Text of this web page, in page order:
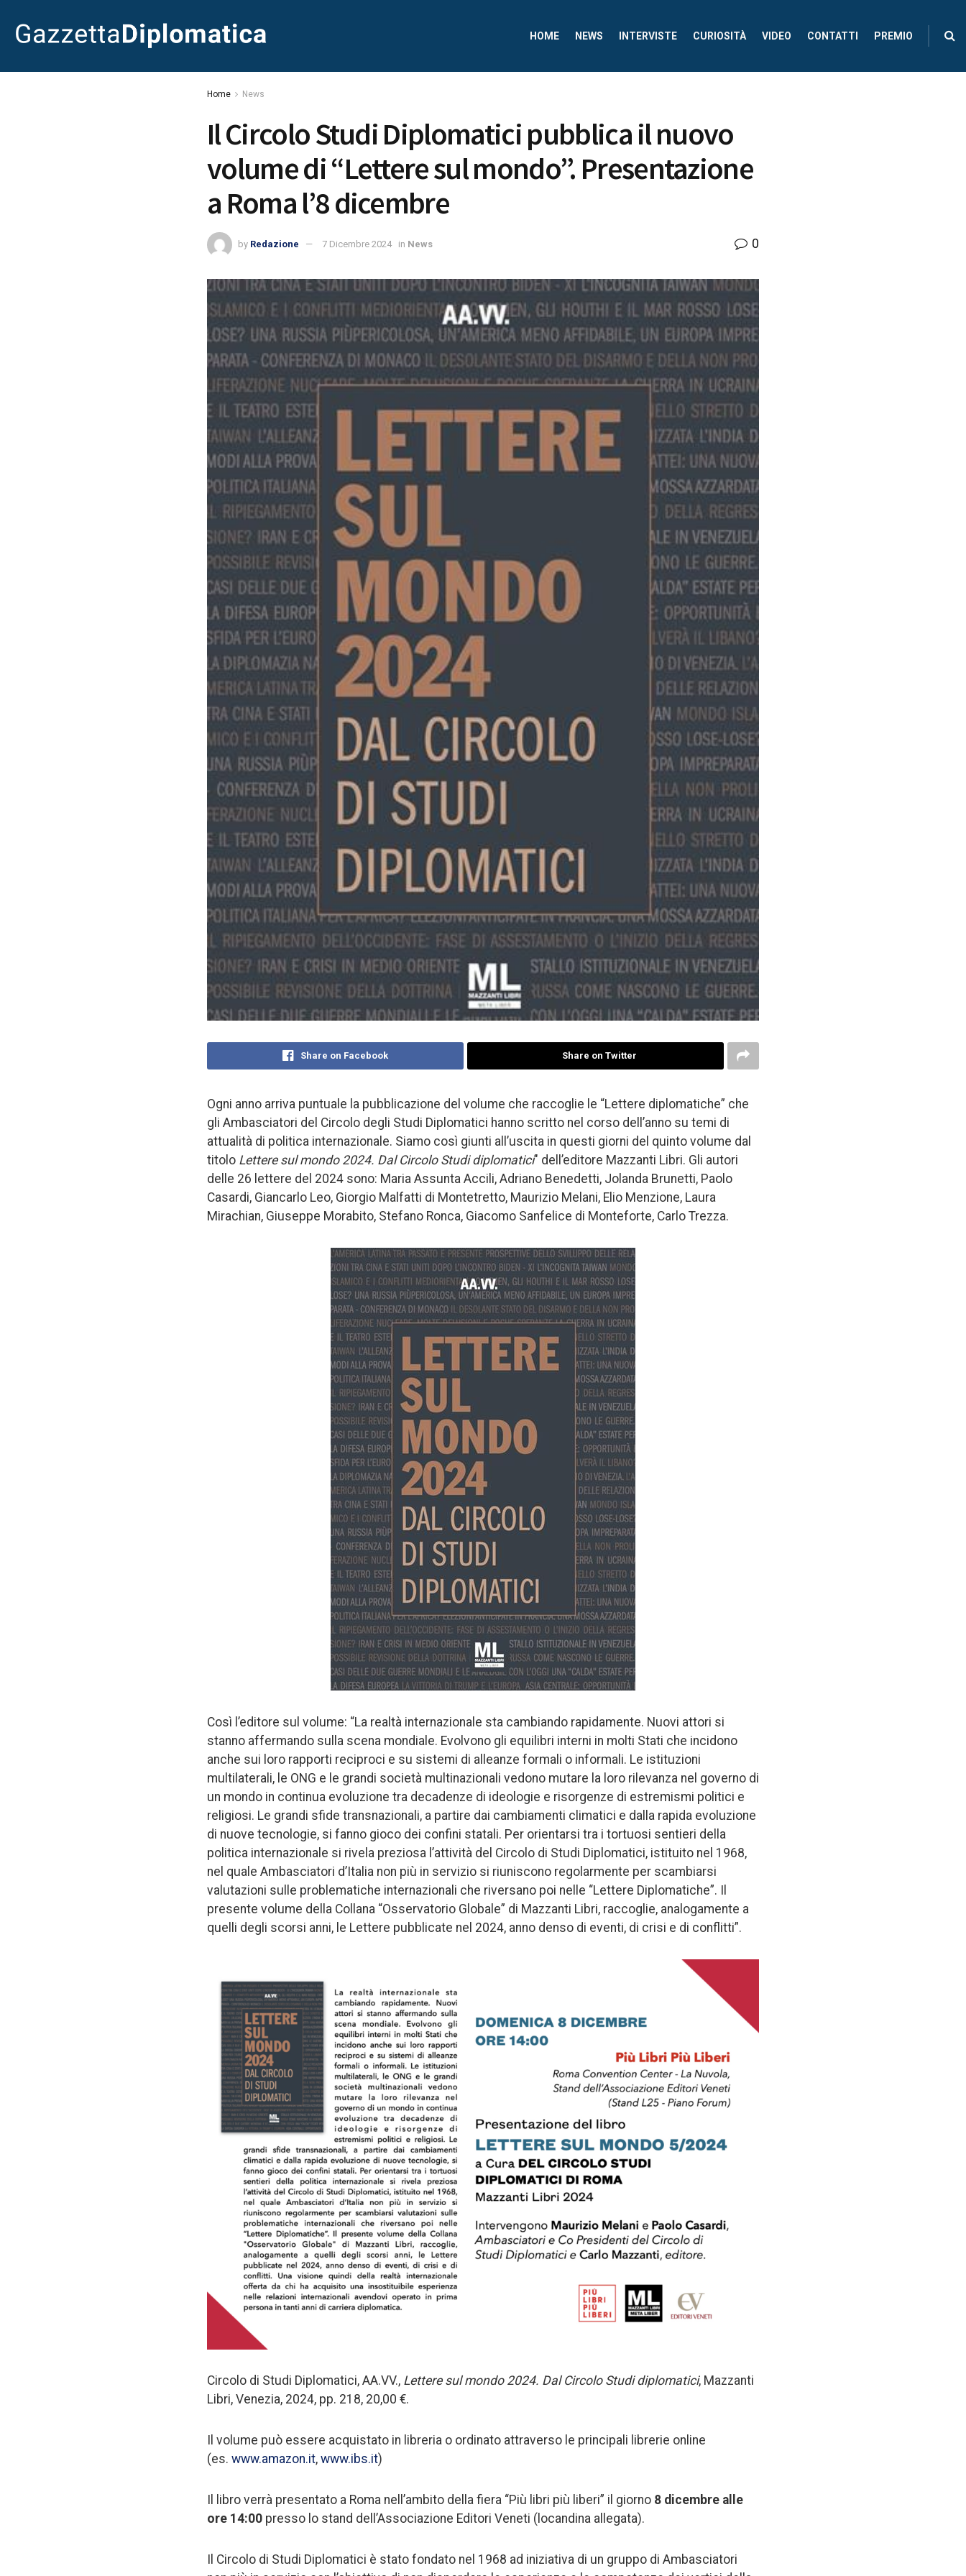
HOME NEWS INTERVISTE CURIOSITÀ VIDEO CONTATTI PREMIO
Home News
Il Circolo Studi Diplomatici pubblica il nuovo
volume di “Lettere sul mondo”. Presentazione
a Roma l’8 dicembre
by Redazione 7 Dicembre 2024 in News 0
Share on Facebook Share on Twitter
Ogni anno arriva puntuale la pubblicazione del volume che raccoglie le “Lettere diplomatiche” che
gli Ambasciatori del Circolo degli Studi Diplomatici hanno scritto nel corso dell’anno su temi di
attualità di politica internazionale. Siamo così giunti all’uscita in questi giorni del quinto volume dal
titolo Lettere sul mondo 2024. Dal Circolo Studi diplomatici″ dell’editore Mazzanti Libri. Gli autori
delle 26 lettere del 2024 sono: Maria Assunta Accili, Adriano Benedetti, Jolanda Brunetti, Paolo
Casardi, Giancarlo Leo, Giorgio Malfatti di Montetretto, Maurizio Melani, Elio Menzione, Laura
Mirachian, Giuseppe Morabito, Stefano Ronca, Giacomo Sanfelice di Monteforte, Carlo Trezza.
Così l’editore sul volume: “La realtà internazionale sta cambiando rapidamente. Nuovi attori si
stanno affermando sulla scena mondiale. Evolvono gli equilibri interni in molti Stati che incidono
anche sui loro rapporti reciproci e su sistemi di alleanze formali o informali. Le istituzioni
multilaterali, le ONG e le grandi società multinazionali vedono mutare la loro rilevanza nel governo di
un mondo in continua evoluzione tra decadenze di ideologie e risorgenze di estremismi politici e
religiosi. Le grandi sfide transnazionali, a partire dai cambiamenti climatici e dalla rapida evoluzione
di nuove tecnologie, si fanno gioco dei confini statali. Per orientarsi tra i tortuosi sentieri della
politica internazionale si rivela preziosa l’attività del Circolo di Studi Diplomatici, istituito nel 1968,
nel quale Ambasciatori d’Italia non più in servizio si riuniscono regolarmente per scambiarsi
valutazioni sulle problematiche internazionali che riversano poi nelle “Lettere Diplomatiche”. Il
presente volume della Collana “Osservatorio Globale” di Mazzanti Libri, raccoglie, analogamente a
quelli degli scorsi anni, le Lettere pubblicate nel 2024, anno denso di eventi, di crisi e di conflitti”.
Circolo di Studi Diplomatici, AA.VV., Lettere sul mondo 2024. Dal Circolo Studi diplomatici, Mazzanti
Libri, Venezia, 2024, pp. 218, 20,00 €.
Il volume può essere acquistato in libreria o ordinato attraverso le principali librerie online
(es. www.amazon.it, www.ibs.it)
Il libro verrà presentato a Roma nell’ambito della fiera “Più libri più liberi” il giorno 8 dicembre alle
ore 14:00 presso lo stand dell’Associazione Editori Veneti (locandina allegata).
Il Circolo di Studi Diplomatici è stato fondato nel 1968 ad iniziativa di un gruppo di Ambasciatori